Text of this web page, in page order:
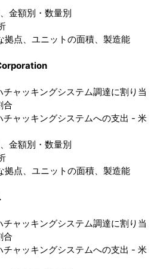
金額別・数量別
拠点、ユニットの面積、製造能
ャッキングシステム調達に割り当
合
チャッキングシステムへの支出 - 米
金額別・数量別
拠点、ユニットの面積、製造能
ャッキングシステム調達に割り当
合
チャッキングシステムへの支出 - 米